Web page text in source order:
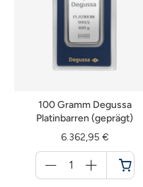
100 Gramm Degussa
Platinbarren (geprägt)
6.362,95 €
für
Warenkorb